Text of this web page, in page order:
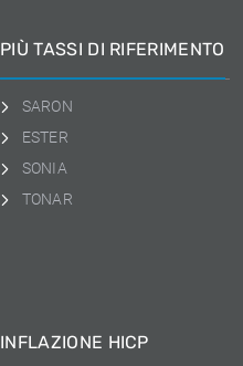
PIÙ TASSI DI RIFERIMENTO
SARON
ESTER
SONIA
TONAR
INFLAZIONE HICP